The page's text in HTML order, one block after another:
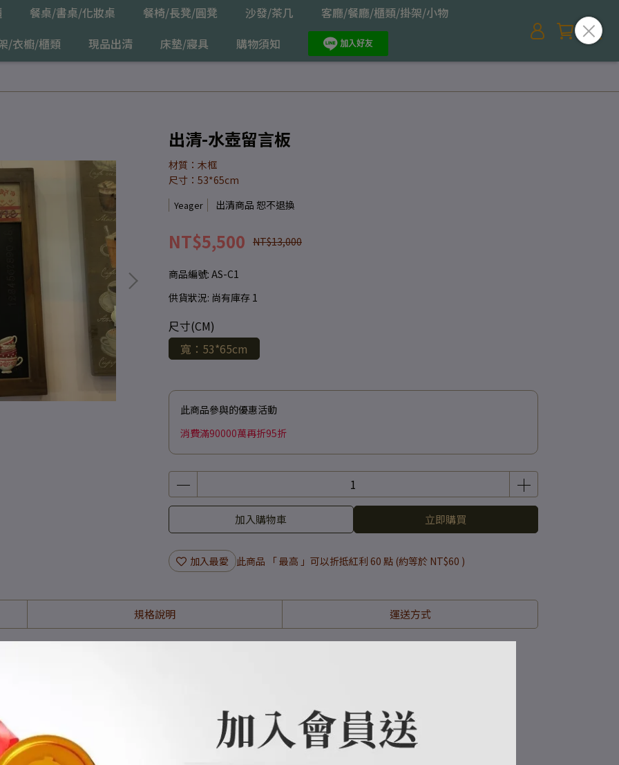
餐桌/書桌/化妝桌 餐椅/長凳/圓凳 沙發/茶几
客廳/餐廳/櫃類/掛架/小物
/衣櫥/櫃類
現品出清 床墊/寢具 購物須知
出清-水壺留言板
材質：木框
尺寸：53*65cm
Yeager 出清商品 恕不退換
NT$5,500 NT$13,000
商品編號: AS-C1
供貨狀況: 尚有庫存 1
尺寸(CM)
寬：53*65cm
此商品參與的優惠活動
消費滿90000萬再折95折
加入購物車 立即購買
加入最愛 此商品 「 最高 」可以折抵紅利 60 點 (約等於 NT$60 )
規格說明 運送方式
求請填寫於備註，可能有額外費用產生